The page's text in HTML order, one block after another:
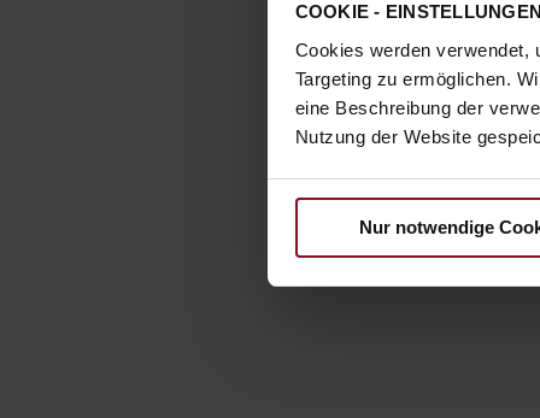
COOKIE - EINSTELLUNGEN
Cookies werden verwendet,
Targeting zu ermöglichen.
eine Beschreibung der
Nutzung der Website
Nur notwendige